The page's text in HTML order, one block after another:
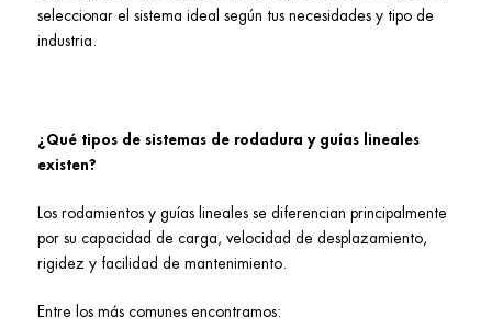
seleccionar el sistema ideal según tus necesidades y tipo de
industria.
¿Qué tipos de sistemas de rodadura y guías lineales
existen?
Los rodamientos y guías lineales se diferencian principalmente
por su capacidad de carga, velocidad de desplazamiento,
rigidez y facilidad de mantenimiento.
Entre los más comunes encontramos: